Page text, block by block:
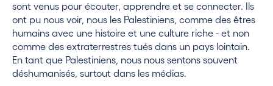
sont venus pour écouter, apprendre et se connecter. Ils
ont pu nous voir, nous les Palestiniens, comme des êtres
humains avec une histoire et une culture riche - et non
comme des extraterrestres tués dans un pays lointain.
En tant que Palestiniens, nous nous sentons souvent
déshumanisés, surtout dans les médias.